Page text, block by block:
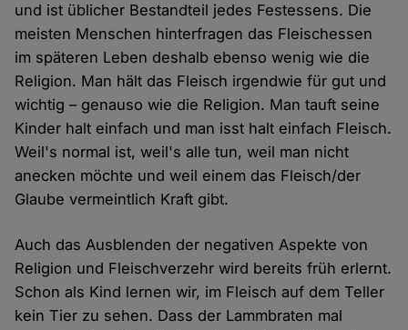
und ist üblicher Bestandteil jedes Festessens. Die
meisten Menschen hinterfragen das Fleischessen
im späteren Leben deshalb ebenso wenig wie die
Religion. Man hält das Fleisch irgendwie für gut und
wichtig – genauso wie die Religion. Man tauft seine
Kinder halt einfach und man isst halt einfach Fleisch.
Weil's normal ist, weil's alle tun, weil man nicht
anecken möchte und weil einem das Fleisch/der
Glaube vermeintlich Kraft gibt.
Auch das Ausblenden der negativen Aspekte von
Religion und Fleischverzehr wird bereits früh erlernt.
Schon als Kind lernen wir, im Fleisch auf dem Teller
kein Tier zu sehen. Dass der Lammbraten mal